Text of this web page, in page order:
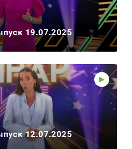
19.07.2025
12.07.2025